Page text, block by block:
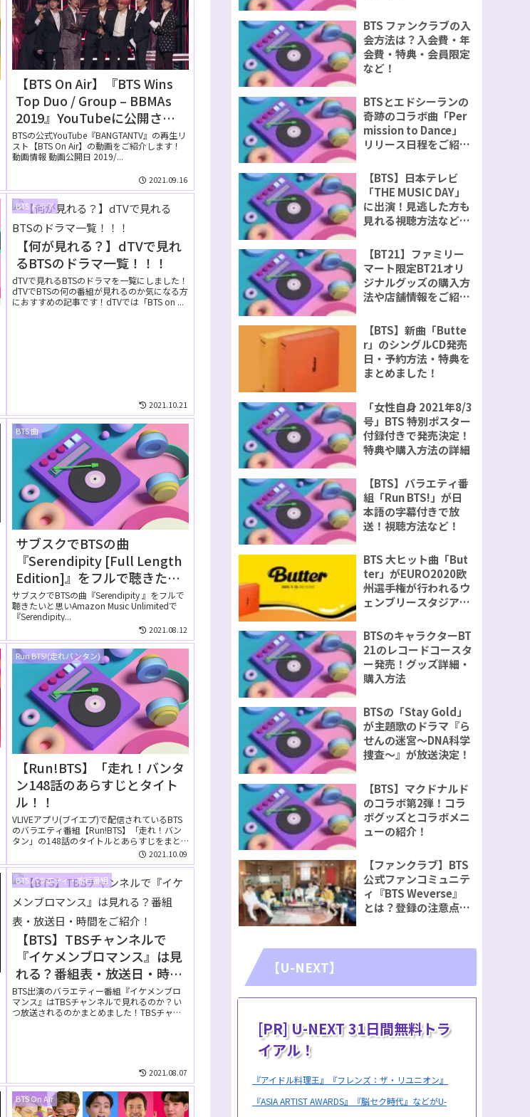
【BTS On Air】『BTS Wins
Top Duo / Group – BBMAs
2019』YouTubeに公開され
た【動画】
BTSの公式YouTube『BANGTANTV』の再生リ
スト【BTS On Air】の動画をご紹介します！
動画情報 動画公開日 2019/...
2021.09.16
BTS ドラマ
【何が見れる？】dTVで見れ
るBTSのドラマ一覧！！！
dTVで見れるBTSのドラマを一覧にしました！
dTVでBTSの何の番組が見れるのか気になる方
におすすめの記事です！dTVでは「BTS on ...
2021.10.21
BTS 曲
サブスクでBTSの曲
『Serendipity [Full Length
Edition]』をフルで聴きた
い！Amazon Music
Unlimitedでは無料で聴け
サブスクでBTSの曲『Serendipity 』をフルで
聴きたいと思いAmazon Music Unlimitedで
『Serendipity...
2021.08.12
Run BTS!(走れバンタン)
【Run!BTS】「走れ！バンタ
ン148話のあらすじとタイト
ル！！
VLIVEアプリ(ブイエプ)で配信されているBTS
のバラエティ番組【Run!BTS】「走れ！バン
タン」の148話のタイトルとあらすじをまと
2021.10.09
BTS バラエティ・旅行番組
【BTS】TBSチャンネルで
『イケメンブロマンス』は見
れる？番組表・放送日・時間
をご紹介！
BTS出演のバラエティー番組『イケメンブロ
マンス』はTBSチャンネルで見れるのか？い
つ放送されるのかまとめました！TBSチャン
2021.08.07
BTS On Air
BTS ファンクラブの入
会方法は？入会費・年
会費・特典・会員限定
など！
BTSとエドシーランの
奇跡のコラボ曲「Per
mission to Dance」
リリース日程をご紹
【BTS】日本テレビ
「THE MUSIC DAY」
に出演！見逃した方も
見れる視聴方法などを
【BT21】ファミリー
マート限定BT21オリ
ジナルグッズの購入方
法や店舗情報をご紹
【BTS】新曲「Butte
r」のシングルCD発売
日・予約方法・特典を
まとめました！
「女性自身 2021年8/3
号」BTS 特別ポスター
付録付きで発売決定！
特典や購入方法の詳細
【BTS】バラエティ番
組「Run BTS!」が日
本語の字幕付きで放
送！視聴方法など！
BTS 大ヒット曲「But
ter」がEURO2020欧
州選手権が行われるウ
ェンブリースタジアム
BTSのキャラクターBT
21のレコードコースタ
ー発売！グッズ詳細・
購入方法
BTSの「Stay Gold」
が主題歌のドラマ『ら
せんの迷宮～DNA科学
捜査～』が放送決定！
【BTS】マクドナルド
のコラボ第2弾！コラ
ボグッズとコラボメニ
ューの紹介！
【ファンクラブ】BTS
公式ファンコミュニテ
ィ『BTS Weverse』
とは？登録の注意点を
【U-NEXT】
[PR] U-NEXT 31日間無料トラ
イアル！
『アイドル料理王』『フレンズ：ザ・リユニオン』
『ASIA ARTIST AWARDS』『脳セク時代』などがU-